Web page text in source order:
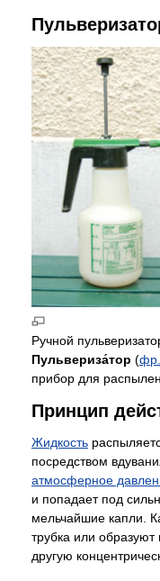
Ручной
Пульвериза́тор (фр.
прибор для
Принцип
Жидкость
посредством
атмосферное
и попадает под
мельчайшие капли.
трубка или
другую